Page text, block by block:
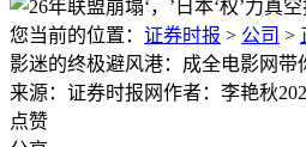
您当前的位置： 证券时报 > 公司 >
影迷的终极避风港：成全电影网带
来源：证券时报网作者：李艳秋
点赞